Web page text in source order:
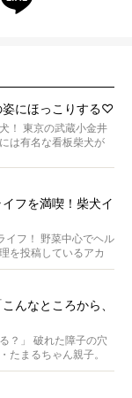
姿にほっこりする♡
！ 東京の武蔵小金井
は有名な看板柴犬が
フを満喫！柴犬イ
イフ！ 野菜中心でヘル
を投稿しているアカ
んなところから、
？」 破れた障子の穴
たまるちゃん親子。